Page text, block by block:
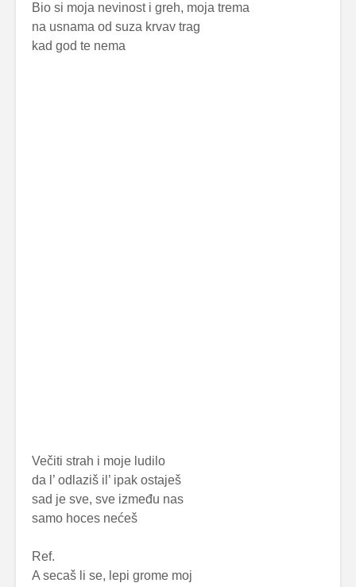
Bio si moja nevinost i greh, moja trema
na usnama od suza krvav trag
kad god te nema
Večiti strah i moje ludilo
da l’ odlaziš il’ ipak ostaješ
sad je sve, sve između nas
samo hoces nećeš
Ref.
A secaš li se, lepi grome moj